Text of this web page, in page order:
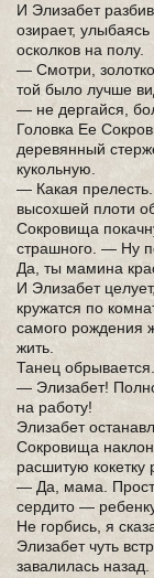
И Элизабет
озирает,
осколков на полу.
— Смотри,
той было лучше
— не дергайся,
Головка Ее
деревянный
кукольную.
— Какая
высохшей плоти
Сокровища
страшного. — Ну
Да, ты мамина
И Элизабет
кружатся по
самого рождения
жить.
Танец обрывается.
— Элизабет!
на работу!
Элизабет
Сокровища
расшитую кокетку
— Да, мама.
сердито —
Не горбись, я
Элизабет чуть
завалилась